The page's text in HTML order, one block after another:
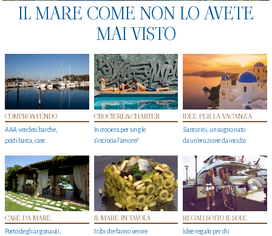
IL MARE COME NON LO AVETE
MAI VISTO
COMPRO&VENDO
AAA vendesi barche,
posti barca, case…
CROCIERE&CHARTER
In crociera per single
s'incrocia l’amore?
IDEE PER LA VACANZA
Santorini, un sogno nato
da un’eruzione da incubo
CASE DA MARE
Porto degli argonauti,
IL MARE IN TAVOLA
I cibi che fanno venire
REGALI SOTTO IL SOLE
Idee regalo per chi